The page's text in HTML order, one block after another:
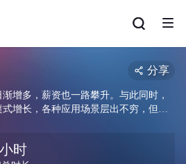
分享
增多，薪资也一路攀升。与此同时，
增长，各种应用场景层出不穷，但话
非（winter）、前百度前端架构师大圣
时